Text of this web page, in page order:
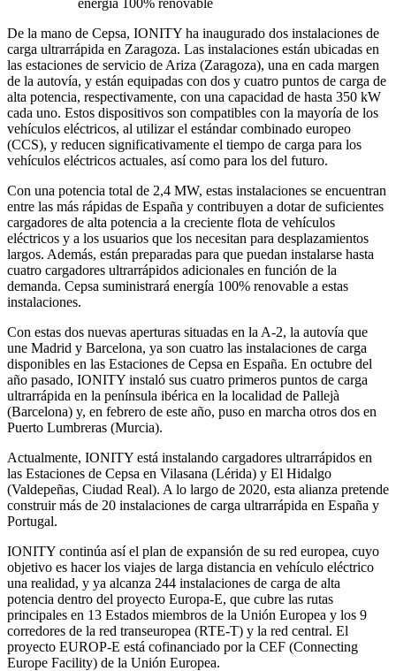
De la mano de Cepsa, IONITY ha inaugurado dos instalaciones de
carga ultrarrápida en Zaragoza. Las instalaciones están ubicadas en
las estaciones de servicio de Ariza (Zaragoza), una en cada margen
de la autovía, y están equipadas con dos y cuatro puntos de carga de
alta potencia, respectivamente, con una capacidad de hasta 350 kW
cada uno. Estos dispositivos son compatibles con la mayoría de los
vehículos eléctricos, al utilizar el estándar combinado europeo
(CCS), y reducen significativamente el tiempo de carga para los
vehículos eléctricos actuales, así como para los del futuro.
Con una potencia total de 2,4 MW, estas instalaciones se encuentran
entre las más rápidas de España y contribuyen a dotar de suficientes
cargadores de alta potencia a la creciente flota de vehículos
eléctricos y a los usuarios que los necesitan para desplazamientos
largos. Además, están preparadas para que puedan instalarse hasta
cuatro cargadores ultrarrápidos adicionales en función de la
demanda. Cepsa suministrará energía 100% renovable a estas
instalaciones.
Con estas dos nuevas aperturas situadas en la A-2, la autovía que
une Madrid y Barcelona, ya son cuatro las instalaciones de carga
disponibles en las Estaciones de Cepsa en España. En octubre del
año pasado, IONITY instaló sus cuatro primeros puntos de carga
ultrarrápida en la península ibérica en la localidad de Pallejà
(Barcelona) y, en febrero de este año, puso en marcha otros dos en
Puerto Lumbreras (Murcia).
Actualmente, IONITY está instalando cargadores ultrarrápidos en
las Estaciones de Cepsa en Vilasana (Lérida) y El Hidalgo
(Valdepeñas, Ciudad Real). A lo largo de 2020, esta alianza pretende
construir más de 20 instalaciones de carga ultrarrápida en España y
Portugal.
IONITY continúa así el plan de expansión de su red europea, cuyo
objetivo es hacer los viajes de larga distancia en vehículo eléctrico
una realidad, y ya alcanza 244 instalaciones de carga de alta
potencia dentro del proyecto Europa-E, que cubre las rutas
principales en 13 Estados miembros de la Unión Europea y los 9
corredores de la red transeuropea (RTE-T) y la red central. El
proyecto EUROP-E está cofinanciado por la CEF (Connecting
Europe Facility) de la Unión Europea.